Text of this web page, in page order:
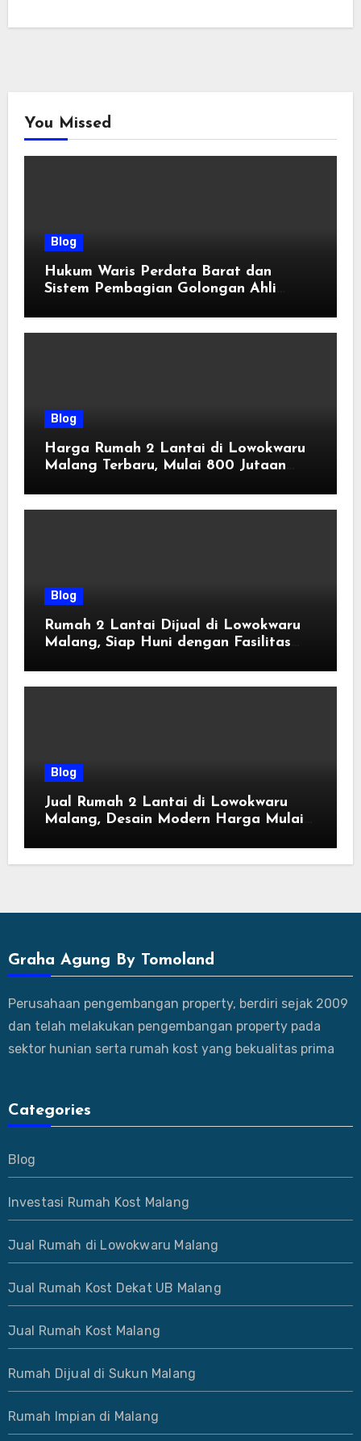
You Missed
Blog
Hukum Waris Perdata Barat dan
Sistem Pembagian Golongan Ahli
Blog
Harga Rumah 2 Lantai di Lowokwaru
Malang Terbaru, Mulai 800 Jutaan
Blog
Rumah 2 Lantai Dijual di Lowokwaru
Malang, Siap Huni dengan Fasilitas
Blog
Jual Rumah 2 Lantai di Lowokwaru
Malang, Desain Modern Harga Mulai
Graha Agung By Tomoland
Perusahaan pengembangan property, berdiri sejak 2009
dan telah melakukan pengembangan property pada
sektor hunian serta rumah kost yang bekualitas prima
Categories
Blog
Investasi Rumah Kost Malang
Jual Rumah di Lowokwaru Malang
Jual Rumah Kost Dekat UB Malang
Jual Rumah Kost Malang
Rumah Dijual di Sukun Malang
Rumah Impian di Malang